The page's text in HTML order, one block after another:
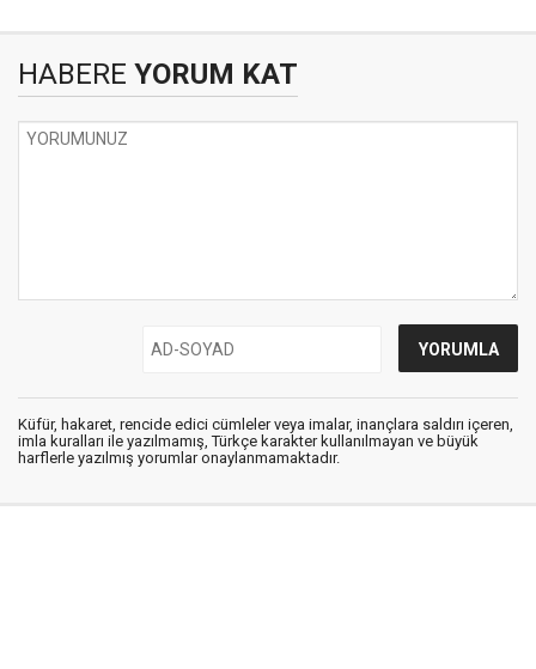
HABERE YORUM KAT
Küfür, hakaret, rencide edici cümleler veya imalar, inançlara saldırı içeren,
imla kuralları ile yazılmamış, Türkçe karakter kullanılmayan ve büyük
harflerle yazılmış yorumlar onaylanmamaktadır.